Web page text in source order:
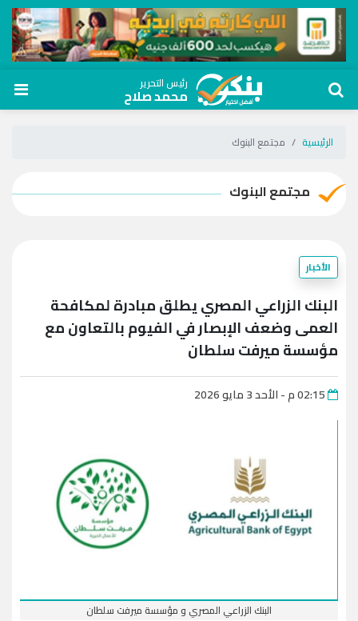
رئيس التحرير
محمد صلاح
الرئيسية مجتمع البنوك
مجتمع البنوك
الأخبار
البنك الزراعي المصري يطلق مبادرة لمكافحة
العمى وضعف الإبصار في الفيوم بالتعاون مع
مؤسسة ميرفت سلطان
البنك الزراعي المصري و مؤسسة ميرفت سلطان